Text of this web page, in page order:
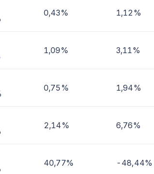
0,43% 1,12%
1,09% 3,11%
0,75% 1,94%
2,14% 6,76%
40,77% -48,44%